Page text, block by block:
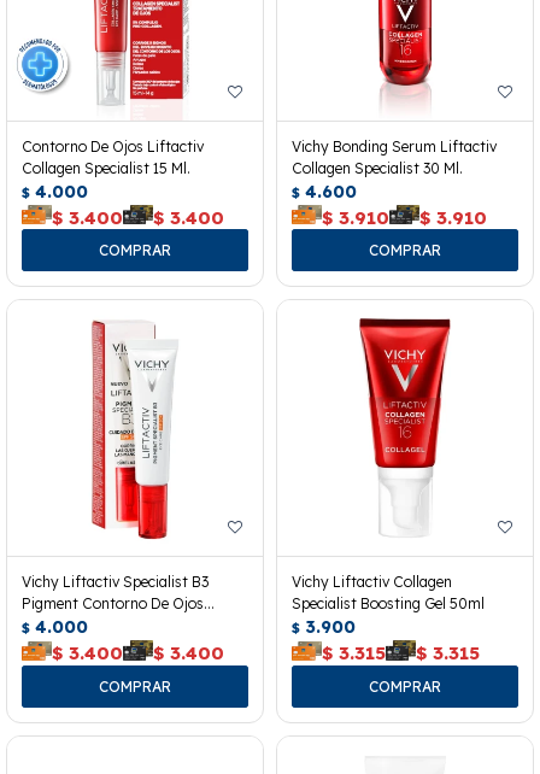
Contorno De Ojos Liftactiv
Collagen Specialist 15 Ml.
$ 4.000
$ 3.400 $ 3.400
Vichy Bonding Serum Liftactiv
Collagen Specialist 30 Ml.
$ 4.600
$ 3.910 $ 3.910
Vichy Liftactiv Specialist B3
Pigment Contorno De Ojos
Spf50+
$ 4.000
$ 3.400 $ 3.400
Vichy Liftactiv Collagen
Specialist Boosting Gel 50ml
$ 3.900
$ 3.315 $ 3.315